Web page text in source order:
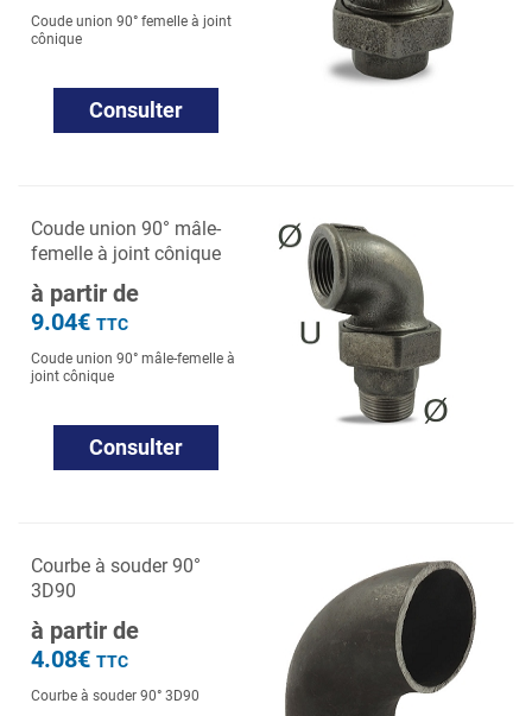
Coude union 90° femelle à joint
cônique
Consulter
Coude union 90° mâle-
femelle à joint cônique
à partir de
9.04€ TTC
Coude union 90° mâle-femelle à
joint cônique
Consulter
Courbe à souder 90°
3D90
à partir de
4.08€ TTC
Courbe à souder 90° 3D90